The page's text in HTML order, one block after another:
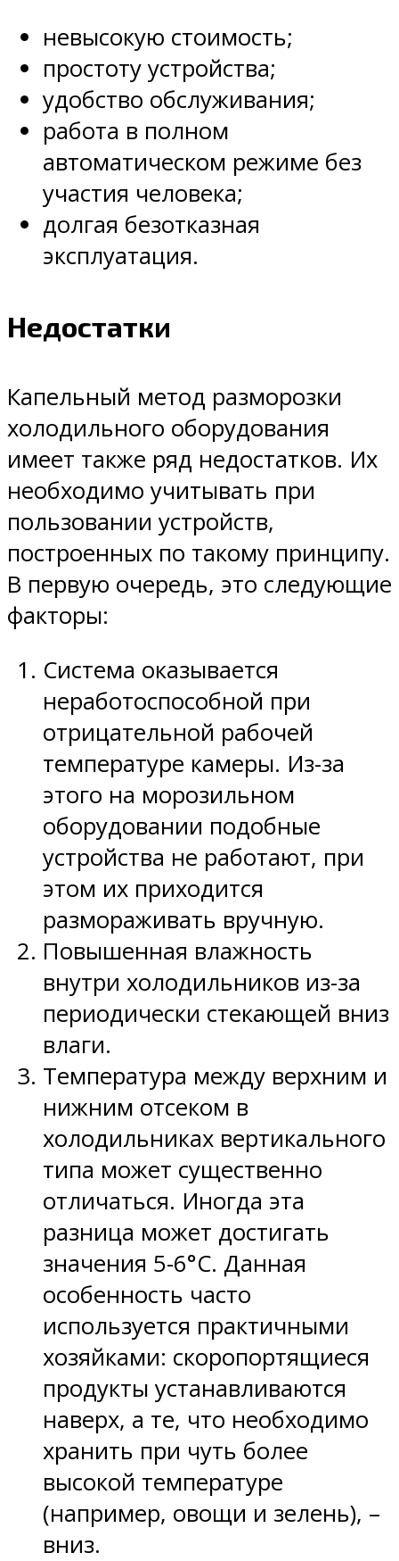
невысокую стоимость;
простоту устройства;
удобство обслуживания;
работа в полном
автоматическом режиме без
участия человека;
долгая безотказная
эксплуатация.
Недостатки
Капельный метод разморозки
холодильного оборудования
имеет также ряд недостатков. Их
необходимо учитывать при
пользовании устройств,
построенных по такому принципу.
В первую очередь, это следующие
факторы:
Система оказывается
неработоспособной при
отрицательной рабочей
температуре камеры. Из-за
этого на морозильном
оборудовании подобные
устройства не работают, при
этом их приходится
размораживать вручную.
Повышенная влажность
внутри холодильников из-за
периодически стекающей вниз
влаги.
Температура между верхним и
нижним отсеком в
холодильниках вертикального
типа может существенно
отличаться. Иногда эта
разница может достигать
значения 5-6°С. Данная
особенность часто
используется практичными
хозяйками: скоропортящиеся
продукты устанавливаются
наверх, а те, что необходимо
хранить при чуть более
высокой температуре
(например, овощи и зелень), –
вниз.